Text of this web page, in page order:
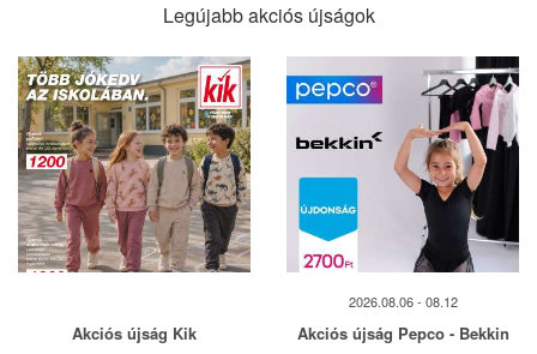
Legújabb akciós újságok
Akciós újság Kik
2026.08.06 - 08.12
Akciós újság Pepco - Bekkin